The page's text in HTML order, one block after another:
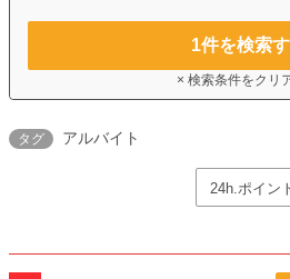
1件を検索
× 検索条件をクリ
タグ アルバイト